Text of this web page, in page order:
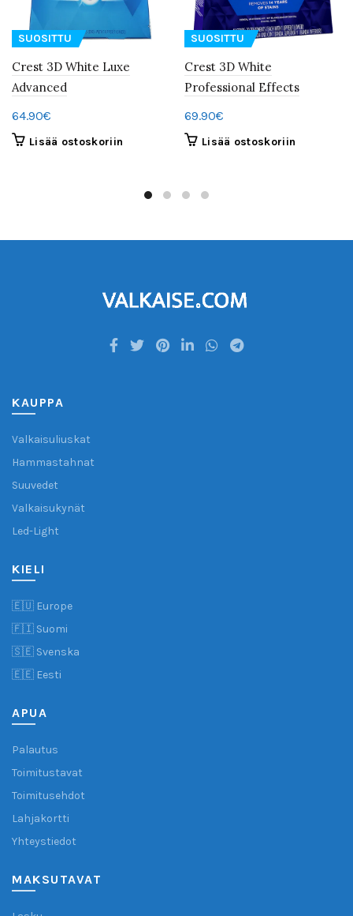
SUOSITTU
Crest 3D White Luxe
Advanced
64.90€
Lisää ostoskoriin
SUOSITTU
Crest 3D White
Professional Effects
69.90€
Lisää ostoskoriin
KAUPPA
Valkaisuliuskat
Hammastahnat
Suuvedet
Valkaisukynät
Led-Light
KIELI
🇪🇺 Europe
🇫🇮 Suomi
🇸🇪 Svenska
🇪🇪 Eesti
APUA
Palautus
Toimitustavat
Toimitusehdot
Lahjakortti
Yhteystiedot
MAKSUTAVAT